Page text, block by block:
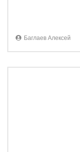
Баглаев Алексей